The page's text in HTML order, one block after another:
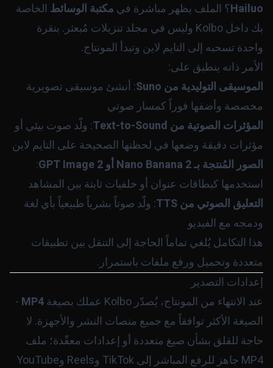
Hailuo؟ الملف يظهر مباشرة في مكتبة الوسائط الخاصة
بك داخل Kolbo وليس في مجلد تنزيلات مُبعثر. بنقرة
واحدة تسحبه إلى التايم لاين وتبدأ المونتاج.
الأمر ذاته ينطبق على:
الموسيقى التوليدية من Suno
: أنشئ موسيقى تصويرية
مخصصة وأضفها فوراً كمسار صوتي
المؤثرات الصوتية من Text-to-Sound
: ولّد صوت بيئي أو
مؤثرات دقيقة وضعها في لحظتها الصحيحة على التايم لاين
الصور المُنتجة بـ Nano Banana 2 أو GPT Image 2
:
استخدمها كبطاقات عنوان أو خلفيات ثابتة بين المشاهد
التعليق الصوتي من TTS
: ولّد صوتاً بشرياً طبيعياً بأي لغة
ودمجه مع الفيديو
هذا التكامل يُلغي تماماً الحاجة إلى التنقل بين تطبيقات
متعددة وتحميل ورفع ملفات باستمرار.
إعدادات التصدير
عند الانتهاء من المونتاج، يُصدّر Kolbo عملك بصيغة
MP4
-
الصيغة الأكثر توافقاً مع جميع منصات النشر والأجهزة. لا
حاجة للقلق بشأن صيغ متعددة أو إعدادات معقّدة؛ ملف
MP4 جاهز للرفع المباشر إلى TikTok وReels وYouTube